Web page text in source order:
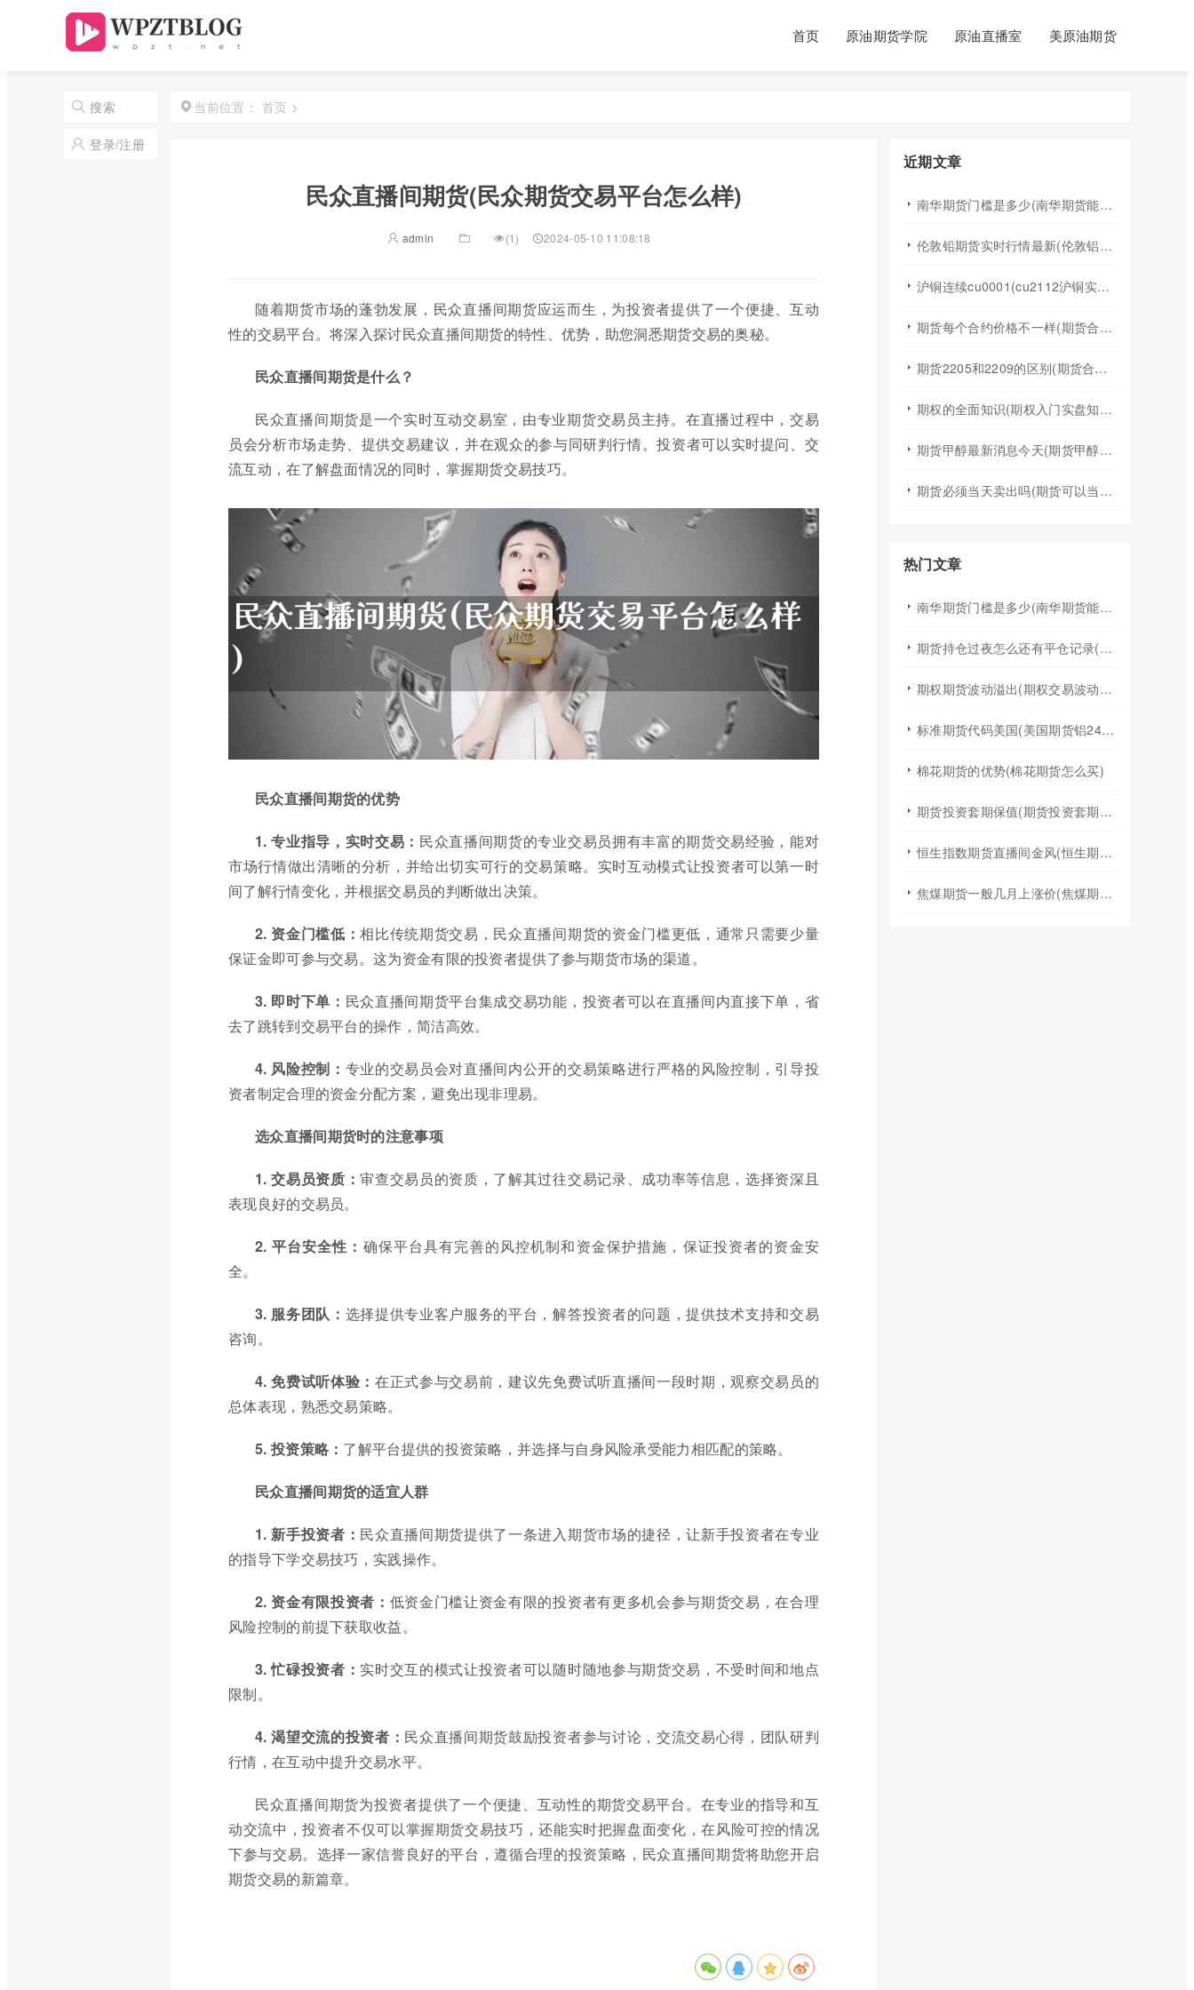
首页 原油期货学院 原油直播室 美原油期货
搜索
登录/注册
当前位置： 首页 >
民众直播间期货(民众期货交易平台怎么样)
admin (1) 2024-05-10 11:08:18
随着期货市场的蓬勃发展，民众直播间期货应运而生，为投资者提供了一个便捷、互动
性的交易平台。将深入探讨民众直播间期货的特性、优势，助您洞悉期货交易的奥秘。
民众直播间期货是什么？
民众直播间期货是一个实时互动交易室，由专业期货交易员主持。在直播过程中，交易
员会分析市场走势、提供交易建议，并在观众的参与同研判行情。投资者可以实时提问、交
流互动，在了解盘面情况的同时，掌握期货交易技巧。
民众直播间期货的优势
1. 专业指导，实时交易： 民众直播间期货的专业交易员拥有丰富的期货交易经验，能对
市场行情做出清晰的分析，并给出切实可行的交易策略。实时互动模式让投资者可以第一时
间了解行情变化，并根据交易员的判断做出决策。
2. 资金门槛低：相比传统期货交易，民众直播间期货的资金门槛更低，通常只需要少量
保证金即可参与交易。这为资金有限的投资者提供了参与期货市场的渠道。
3. 即时下单： 民众直播间期货平台集成交易功能，投资者可以在直播间内直接下单，省
去了跳转到交易平台的操作，简洁高效。
4. 风险控制： 专业的交易员会对直播间内公开的交易策略进行严格的风险控制，引导投
资者制定合理的资金分配方案，避免出现非理易。
选众直播间期货时的注意事项
1. 交易员资质：审查交易员的资质，了解其过往交易记录、成功率等信息，选择资深且
表现良好的交易员。
2. 平台安全性： 确保平台具有完善的风控机制和资金保护措施，保证投资者的资金安
全。
3. 服务团队： 选择提供专业客户服务的平台，解答投资者的问题，提供技术支持和交易
咨询。
4. 免费试听体验：在正式参与交易前，建议先免费试听直播间一段时期，观察交易员的
总体表现，熟悉交易策略。
5. 投资策略： 了解平台提供的投资策略，并选择与自身风险承受能力相匹配的策略。
民众直播间期货的适宜人群
1. 新手投资者： 民众直播间期货提供了一条进入期货市场的捷径，让新手投资者在专业
的指导下学交易技巧，实践操作。
2. 资金有限投资者： 低资金门槛让资金有限的投资者有更多机会参与期货交易，在合理
风险控制的前提下获取收益。
3. 忙碌投资者： 实时交互的模式让投资者可以随时随地参与期货交易，不受时间和地点
限制。
4. 渴望交流的投资者： 民众直播间期货鼓励投资者参与讨论，交流交易心得，团队研判
行情，在互动中提升交易水平。
民众直播间期货为投资者提供了一个便捷、互动性的期货交易平台。在专业的指导和互
动交流中，投资者不仅可以掌握期货交易技巧，还能实时把握盘面变化，在风险可控的情况
下参与交易。选择一家信誉良好的平台，遵循合理的投资策略，民众直播间期货将助您开启
期货交易的新篇章。
近期文章
南华期货门槛是多少(南华期货能做国际期货吗)
伦敦铅期货实时行情最新(伦敦铝锡期货实时行情)
沪铜连续cu0001(cu2112沪铜实时行情)
期货每个合约价格不一样(期货合约之间的价格差)
期货2205和2209的区别(期货合约2205什么意思)
期权的全面知识(期权入门实盘知识)
期货甲醇最新消息今天(期货甲醇最新消息今天行情)
期货必须当天卖出吗(期货可以当天买入卖出吗)
热门文章
南华期货门槛是多少(南华期货能做国际期货吗)
期货持仓过夜怎么还有平仓记录(期货持仓过夜手续费)
期权期货波动溢出(期权交易波动率)
标准期货代码美国(美国期货铝24小时行情代码)
棉花期货的优势(棉花期货怎么买)
期货投资套期保值(期货投资套期保值什么意思)
恒生指数期货直播间金风(恒生期货夜盘行情)
焦煤期货一般几月上涨价(焦煤期货夏天涨价吗)